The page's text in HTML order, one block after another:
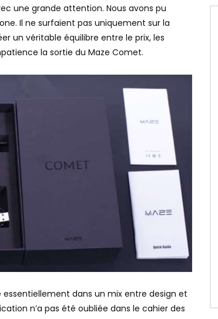
une grande attention. Nous avons pu
Il ne surfaient pas uniquement sur la
un véritable équilibre entre le prix, les
la sortie du Maze Comet.
dans un mix entre design et
n’a pas été oubliée dans le cahier des